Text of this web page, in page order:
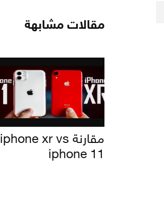
مقالات مشابهة
مقارنة iphone xr vs
iphone 11